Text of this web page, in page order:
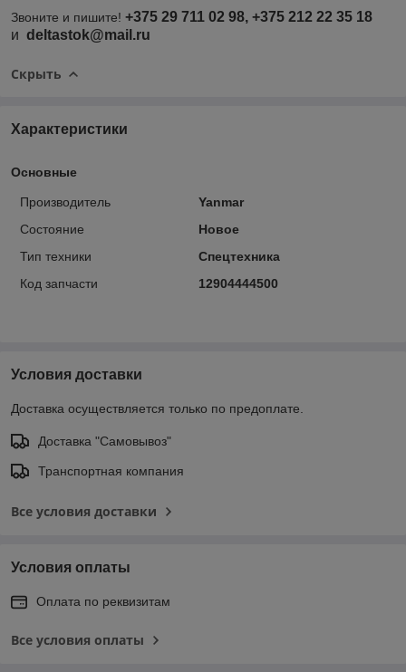
Звоните и пишите! +375 29 711 02 98, +375 212 22 35 18
и deltastok@mail.ru
Скрыть
Характеристики
Основные
Производитель
Yanmar
Состояние
Новое
Тип техники
Спецтехника
Код запчасти
12904444500
Условия доставки
Доставка осуществляется только по предоплате.
Доставка "Самовывоз"
Транспортная компания
Все условия доставки
Условия оплаты
Оплата по реквизитам
Все условия оплаты